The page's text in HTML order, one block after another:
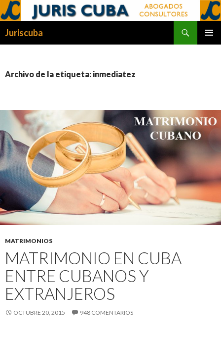
Juriscuba
Archivo de la etiqueta: inmediatez
MATRIMONIOS
MATRIMONIO EN CUBA
ENTRE CUBANOS Y
EXTRANJEROS
OCTUBRE 20, 2015 948 COMENTARIOS